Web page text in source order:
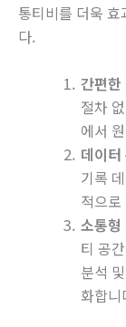
통티비를 더욱
다.
간편한
절차
에서
데이
기록
적으
소통형
티 공
분석
화합니